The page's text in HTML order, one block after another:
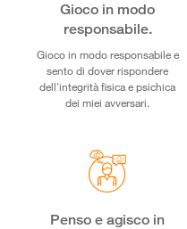
Gioco in modo
responsabile.
Gioco in modo responsabile e
sento di dover rispondere
dell'integrità fisica e psichica
dei miei avversari.
Penso e agisco in